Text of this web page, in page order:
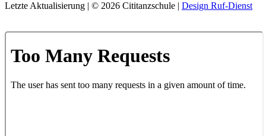
Letzte Aktualisierung | © 2026 Cititanzschule | Design Ruf-Dienst